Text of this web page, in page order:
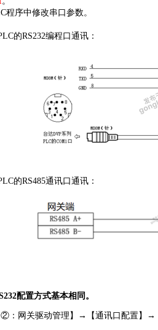
程序中修改串口参数。
的RS232编程口通讯 ：
的RS485通讯口通讯：
232配置方式基本相同。
②：网关驱动管理】→【通讯口配置】→